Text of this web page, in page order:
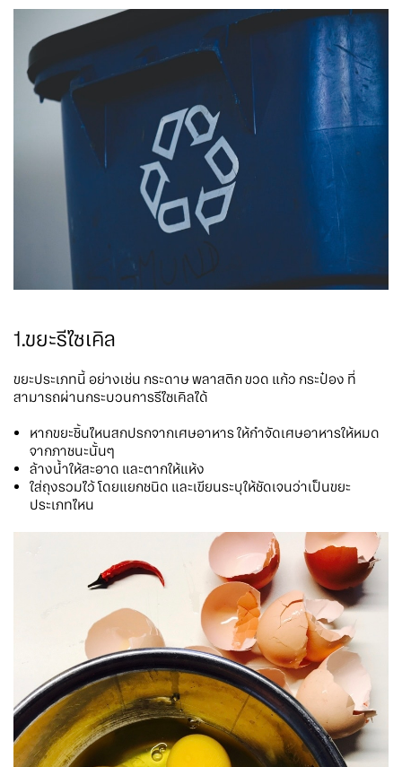
1.ขยะรีไซเคิล
ขยะประเภทนี้ อย่างเช่น กระดาษ พลาสติก ขวด แก้ว กระป๋อง ที่
สามารถผ่านกระบวนการรีไซเคิลได้
หากขยะชิ้นไหนสกปรกจากเศษอาหาร ให้กำจัดเศษอาหารให้หมด
จากภาชนะนั้นๆ
ล้างน้ำให้สะอาด และตากให้แห้ง
ใส่ถุงรวมไว้ โดยแยกชนิด และเขียนระบุให้ชัดเจนว่าเป็นขยะ
ประเภทไหน